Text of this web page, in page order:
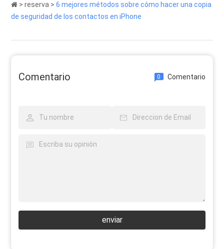
>reserva >6 mejores métodos sobre cómo hacer una copia
de seguridad de los contactos en iPhone
Comentario 0 Comentario
enviar